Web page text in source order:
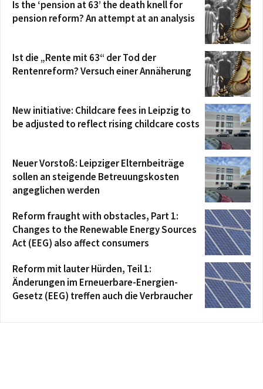
Is the ‘pension at 63’ the death knell for
pension reform? An attempt at an analysis
Ist die „Rente mit 63“ der Tod der
Rentenreform? Versuch einer Annäherung
New initiative: Childcare fees in Leipzig to
be adjusted to reflect rising childcare costs
Neuer Vorstoß: Leipziger Elternbeiträge
sollen an steigende Betreuungskosten
angeglichen werden
Reform fraught with obstacles, Part 1:
Changes to the Renewable Energy Sources
Act (EEG) also affect consumers
Reform mit lauter Hürden, Teil 1:
Änderungen im Erneuerbare-Energien-
Gesetz (EEG) treffen auch die Verbraucher